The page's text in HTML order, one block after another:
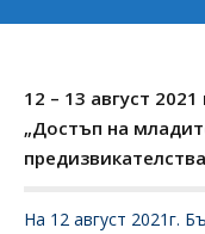
12 – 13 август
„Достъп на
На 12 август 2021г.